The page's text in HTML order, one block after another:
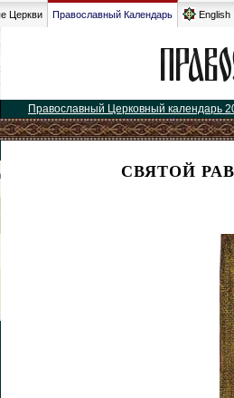
Церкви Православный Календарь English
Православный Церковный календарь
СВЯТОЙ